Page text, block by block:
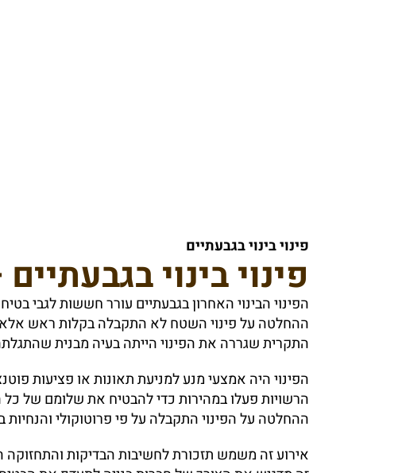
פינוי בינוי בגבעתיים
פינויבינוי
הפינוי הבינוי האחרון בגבעתיים עורר חששות לגבי
ההחלטה על פינוי השטח לא התקבלה בקלות ראש
התקרית שגררה את הפינוי הייתה בעיה מבנית
הפינוי היה אמצעי מנע למניעת תאונות או פציעות
הרשויות פעלו במהירות כדי להבטיח את שלומם של
ההחלטה על הפינוי התקבלה על פי פרוטוקולי
אירוע זה משמש תזכורת לחשיבות הבדיקות והתחזוקה